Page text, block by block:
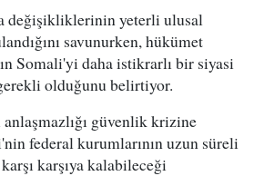
değişikliklerinin yeterli ulusal
savunurken, hükümet
Somali'yi daha istikrarlı bir siyasi
olduğunu belirtiyor.
güvenlik krizine
federal kurumlarının uzun süreli
karşıya kalabileceği